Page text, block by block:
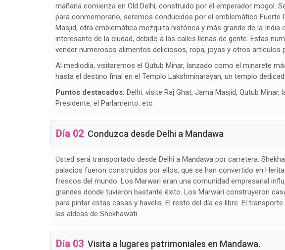
mañana comienza en Old Delhi, construido por el emperador mogol.
para conmemorarlo, seremos conducidos por el emblemático Fuerte
Masjid, otra emblemática mezquita histórica y más grande de la India
interesante de la ciudad, debido a las calles llenas de gente. Estas
vender numerosos alimentos deliciosos, ropa, joyas y otros artículos
Al mediodía, visitaremos el Qutub Minar, lanzado como el minarete
hasta el destino final en el Templo Lakshminarayan, un templo
Puntos destacados: Delhi: visite Raj Ghat, Jama Masjid, Qutub
Presidente, el Parlamento. etc.
Día 02 Conduzca desde Delhi a Mandawa
Usted será transportado desde Delhi a Mandawa por carretera.
palacios fueron construidos por ellos, que se han convertido en
frescos del mundo. Los Marwari eran una comunidad empresarial
grandes donde tuvieron bastante éxito. Los Marwari construyeron
para pintar estas casas y havelis. El resto del día es libre. El
las aldeas de Shekhawati.
Día 03 Visita a lugares patrimoniales en Mandawa.